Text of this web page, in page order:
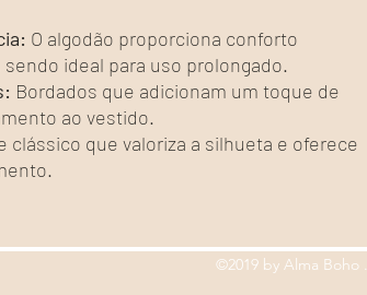
O algodão proporciona conforto
ideal para uso prolongado.
Bordados que adicionam um toque de
ao vestido.
clássico que valoriza a silhueta e oferece
©2019 by Alma Boho .